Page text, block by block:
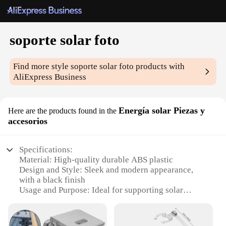
soporte solar foto
Find more stylesoporte solar foto products with
AliExpress Business
Here are the products found in the Energía solar Piezas y
accesorios
Specifications:
Material: High-quality durable ABS plastic
Design and Style: Sleek and modern appearance,
with a black finish
Usage and Purpose: Ideal for supporting solar
Performance and Property: Strong load-bearing
capacity, designed to withstand harsh weather